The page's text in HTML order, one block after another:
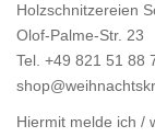
Holzschnitzereien
Olof-Palme-Str. 23
Tel. +49 821 51 88
Hiermit melde ich /